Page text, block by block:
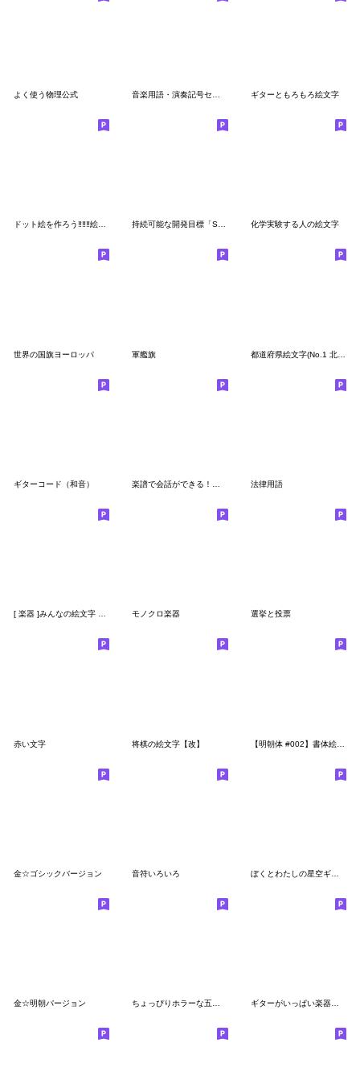
よく使う物理公式 ギターともろもろ絵文字
ドット絵を作ろう‼️‼️‼️絵文字 持続可能な開発目標「SDGs」 化学実験する人の絵文字
世界の国旗ヨーロッパ 軍艦旗 都道府県絵文字(No.1 北海道、東北、関東)
ギターコード（和音） 法律用語
[ 楽器 ]みんなの絵文字 基本セット モノクロ楽器 選挙と投票
赤い文字 将棋の絵文字【改】 【明朝体 #002】書体絵文字
金☆ゴシックバージョン 音符いろいろ ぼくとわたしの星空ギャラクシーフォント
金☆明朝バージョン ちょっぴりホラーな五十音順絵文字 ギターがいっぱい楽器とバンドの絵文字